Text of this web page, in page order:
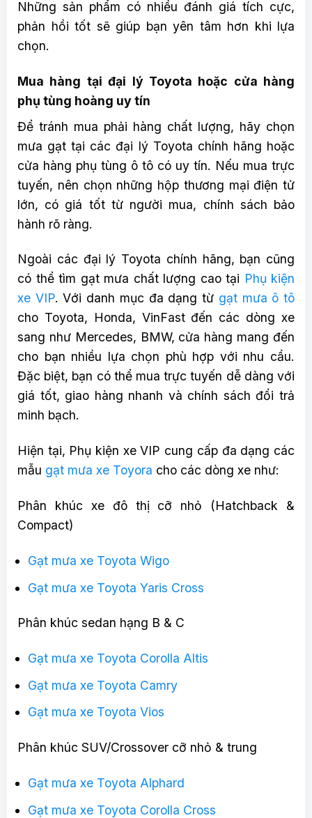
Những sản phẩm có nhiều đánh giá tích cực,
phản hồi tốt sẽ giúp bạn yên tâm hơn khi lựa
chọn.
Mua hàng tại đại lý Toyota hoặc cửa hàng
phụ tùng hoàng uy tín
Để tránh mua phải hàng chất lượng, hãy chọn
mưa gạt tại các đại lý Toyota chính hãng hoặc
cửa hàng phụ tùng ô tô có uy tín. Nếu mua trực
tuyến, nên chọn những hộp thương mại điện tử
lớn, có giá tốt từ người mua, chính sách bảo
hành rõ ràng.
Ngoài các đại lý Toyota chính hãng, bạn cũng
có thể tìm gạt mưa chất lượng cao tại Phụ kiện
xe VIP. Với danh mục đa dạng từ gạt mưa ô tô
cho Toyota, Honda, VinFast đến các dòng xe
sang như Mercedes, BMW, cửa hàng mang đến
cho bạn nhiều lựa chọn phù hợp với nhu cầu.
Đặc biệt, bạn có thể mua trực tuyến dễ dàng với
giá tốt, giao hàng nhanh và chính sách đổi trả
minh bạch.
Hiện tại, Phụ kiện xe VIP cung cấp đa dạng các
mẫu gạt mưa xe Toyora cho các dòng xe như:
Phân khúc xe đô thị cỡ nhỏ (Hatchback &
Compact)
Gạt mưa xe Toyota Wigo
Gạt mưa xe Toyota Yaris Cross
Phân khúc sedan hạng B & C
Gạt mưa xe Toyota Corolla Altis
Gạt mưa xe Toyota Camry
Gạt mưa xe Toyota Vios
Phân khúc SUV/Crossover cỡ nhỏ & trung
Gạt mưa xe Toyota Alphard
Gạt mưa xe Toyota Corolla Cross